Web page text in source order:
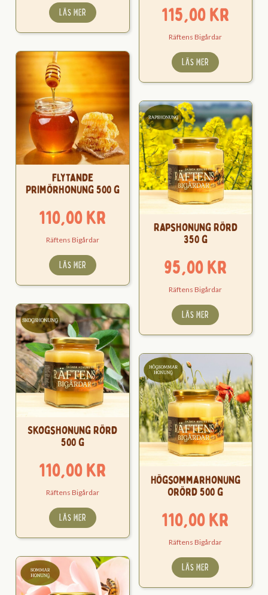
LÄS MER 115,00kr
Räftens Bigårdar
LÄS MER
Flytande
Primörhonung 500 g
110,00kr
Räftens Bigårdar
LÄS MER
Rapshonung Rörd
350 g
95,00kr
Räftens Bigårdar
LÄS MER
Skogshonung Rörd
500 g
110,00kr
Räftens Bigårdar
LÄS MER
Högsommarhonung
Orörd 500 g
110,00kr
Räftens Bigårdar
LÄS MER